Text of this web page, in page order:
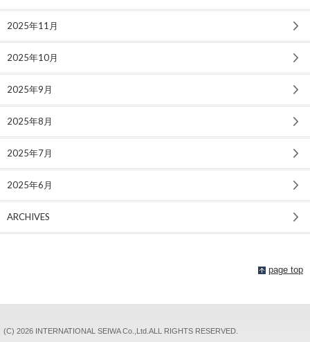
2025年11月
2025年10月
2025年9月
2025年8月
2025年7月
2025年6月
ARCHIVES
page top
(C) 2026 INTERNATIONAL SEIWA Co.,Ltd.ALL RIGHTS RESERVED.